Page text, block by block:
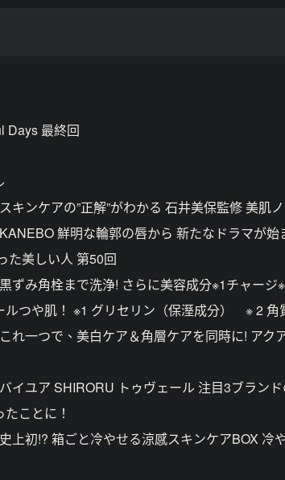
Days 最終回
キンケアの”正解”がわかる 石井美保監修 美肌
鮮明な輪郭の唇から 新たなドラマが始
た美しい人 第50回
ずみ角栓まで洗浄! さらに美容成分※1チャージ
ルつや肌！ ※1 グリセリン（保溼成分） ※ 2 角
れ一つで、美白ケア＆角層ケアを同時に! アク
イユア SHIRORU トゥヴェール 注目3ブラン
ことに！
上初!? 箱ごと冷やせる涼感スキンケアBOX 冷